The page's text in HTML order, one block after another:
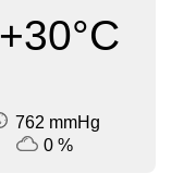
+30°C
762 mmHg
0 %